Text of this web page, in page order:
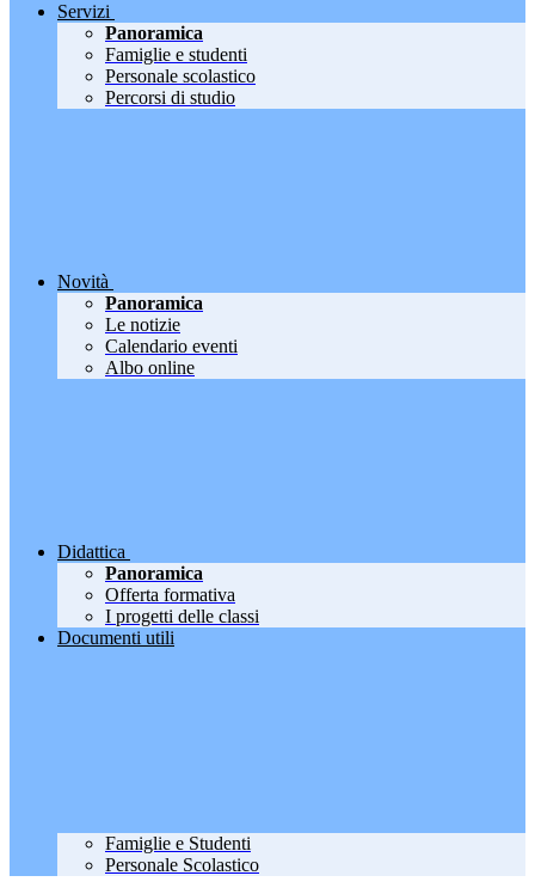
Servizi
Panoramica
Famiglie e studenti
Personale scolastico
Percorsi di studio
Novità
Panoramica
Le notizie
Calendario eventi
Albo online
Didattica
Panoramica
Offerta formativa
I progetti delle classi
Documenti utili
Famiglie e Studenti
Personale Scolastico